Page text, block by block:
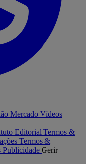
Mercado Vídeos
Editorial Termos &
Termos &
Publicidade Gerir